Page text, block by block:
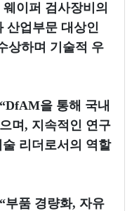
이퍼 검사장비의
산업부문 대상인
상하며 기술적 우
을 통해 국내
며, 지속적인 연구
리더로서의 역할
부품 경량화, 자유